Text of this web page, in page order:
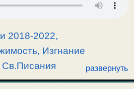
О возможности спасения
50-це. Евангелие от Луки
бесноватом”.
2018-2022,
, Изгнание
Св.Писания развернуть